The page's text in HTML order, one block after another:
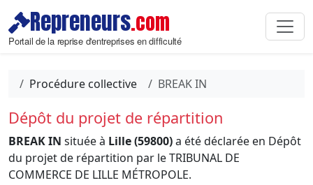
Repreneurs.com
Portail de la reprise d'entreprises en difficulté
Procédure collective BREAK IN
Dépôt du projet de répartition
BREAK IN située à Lille (59800)a été déclarée en Dépôt
du projet de répartition par le TRIBUNAL DE
COMMERCE DE LILLE MÉTROPOLE.